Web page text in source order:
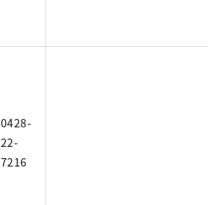
0428-
22-
7216